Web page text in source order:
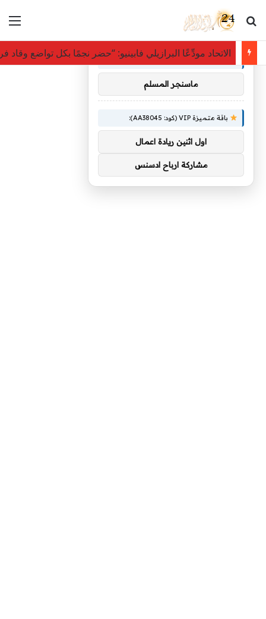
بحث عن
الاتحاد مودِّعًا البرازيلي فابينيو: “حضر نجمًا بكل تواضع
توصيات :
باقة متميزة VIP (كود: AA26790):
ماسنجر المسلم
باقة متميزة VIP (كود: AA38045):
اول اثنين ريادة اعمال
مشاركة ارباح ادسنس